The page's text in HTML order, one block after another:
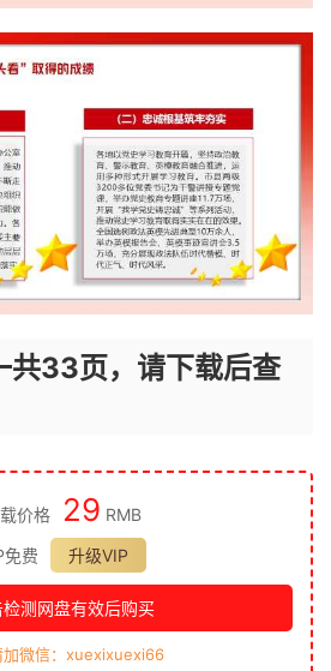
共33页，请下载后查
价格 29 RMB
免费
升级VIP
检测网盘有效后购买
加微信：xuexixuexi66